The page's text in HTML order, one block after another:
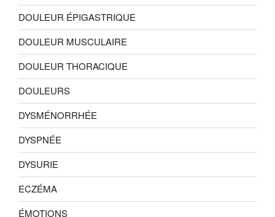
DOULEUR ÉPIGASTRIQUE
DOULEUR MUSCULAIRE
DOULEUR THORACIQUE
DOULEURS
DYSMÉNORRHÉE
DYSPNÉE
DYSURIE
ECZÉMA
ÉMOTIONS